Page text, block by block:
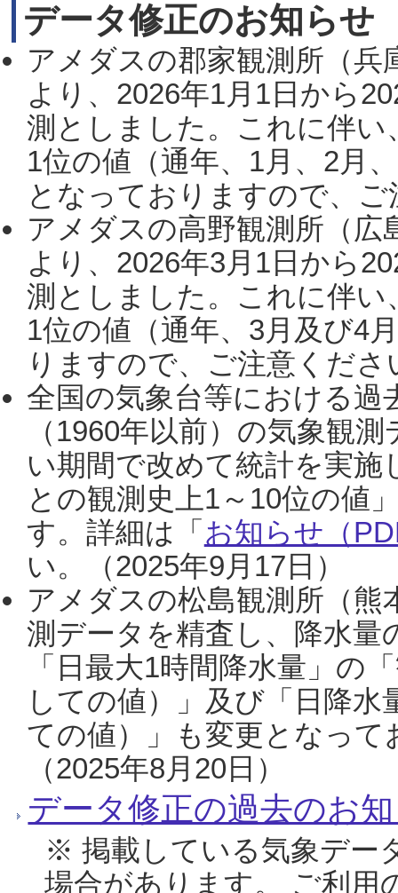
データ修正のお知らせ
アメダスの郡家観測所（
より、2026年1月1日から
測としました。これに伴い
1位の値（通年、1月、2月
となっておりますので、
アメダスの高野観測所（
より、2026年3月1日から
測としました。これに伴い
1位の値（通年、3月及び4
りますので、ご注意くだ
全国の気象台等における過
（1960年以前）の気象観
い期間で改めて統計を実
との観測史上1～10位の値
す。詳細は「 お知らせ（
い。（2025年9月17日）
アメダスの松島観測所（熊
測データを精査し、降水
「日最大1時間降水量」の
しての値）」及び「日降
ての値）」も変更となっ
（2025年8月20日）
データ修正の過去のお
※ 掲載している気象デー
場合があります。 ご利用